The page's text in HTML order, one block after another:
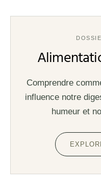
Comprendre
influence notre
humeur et